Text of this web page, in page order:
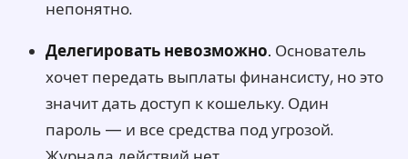
непонятно.
Делегировать невозможно. Основатель
хочет передать выплаты финансисту, но это
значит дать доступ к кошельку. Один
пароль — и все средства под угрозой.